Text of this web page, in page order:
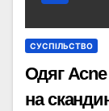
СУСПІЛЬСТВО
Одяг
на